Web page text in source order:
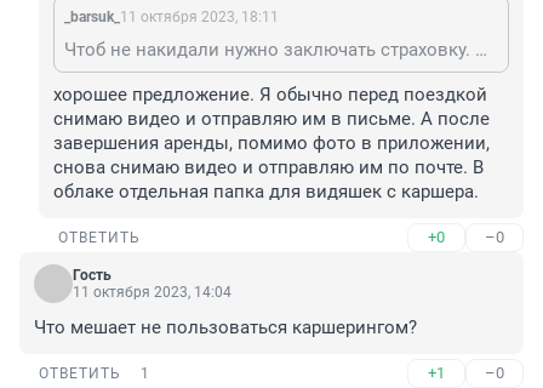
_barsuk_ 11 октября 2023, 18:11
Чтоб не накидали нужно заключать страховку. При начале эксплуатации нужно снять видео с наличием или отсутствием повреждений на машине. Так же после поездки ещё раз видео с привязкой к местности. Обязательно сфоткать диски машины. И все стороны. Тогда если вдруг будет претензия то будет что в суде предъявить.
хорошее предложение. Я обычно перед поездкой
снимаю видео и отправляю им в письме. А после
завершения аренды, помимо фото в приложении,
снова снимаю видео и отправляю им по почте. В
облаке отдельная папка для видяшек с каршера.
ОТВЕТИТЬ +0 –0
Гость
11 октября 2023, 14:04
Что мешает не пользоваться каршерингом?
ОТВЕТИТЬ 1 +1 –0